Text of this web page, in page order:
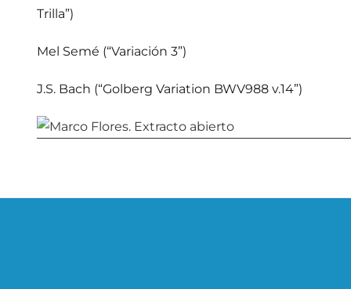
Trilla”)
Mel Semé (“Variación 3”)
J.S. Bach (“Golberg Variation BWV988 v.14”)